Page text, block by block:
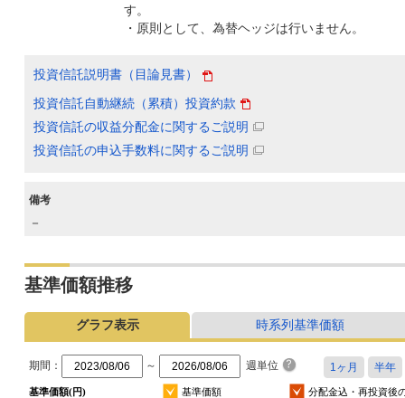
す。
・原則として、為替ヘッジは行いません。
投資信託説明書（目論見書）
投資信託自動継続（累積）投資約款
投資信託の収益分配金に関するご説明
投資信託の申込手数料に関するご説明
備考
－
基準価額推移
グラフ表示 時系列基準価額
期間： ～ 週単位
基準価額(円) 基準価額 分配金込・再投資後